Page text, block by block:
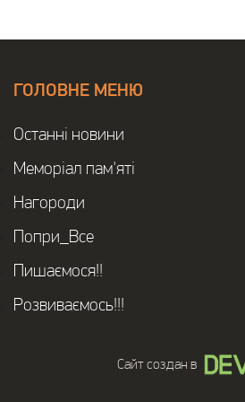
ГОЛОВНЕ МЕНЮ
Останнi новини
Меморіал пам'яті
Нагороди
Попри_Все
Пишаємося!!
Розвиваємось!!!
Сайт создан в